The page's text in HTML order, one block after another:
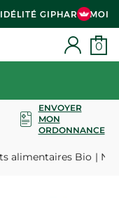
GIPHAR & MOI
0
ENVOYER
MON
ORDONNANCE
alimentaires Bio